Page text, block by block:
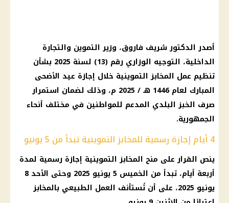
أصدر الدكتور شريف فاروق، وزير التموين والتجارة
الداخلية، التوجيه الوزاري رقم (13) لسنة 2025 بشأن
تنظيم عمل المخابز التموينية خلال إجازة عيد الأضحى
المبارك لعام 1446 هـ / 2025 م، وذلك لضمان استمرار
صرف الخبز البلدي المدعم للمواطنين في مختلف أنحاء
الجمهورية.
4 أيام إجازة رسمية للمخابز التموينية تبدأ من 5 يونيو
ينص القرار على منح المخابز التموينية إجازة رسمية لمدة
أربعة أيام، تبدأ من الخميس 5 يونيو 2025 وحتى الأحد 8
يونيو 2025، على أن تُستأنف العمل الطبيعي بالمخابز